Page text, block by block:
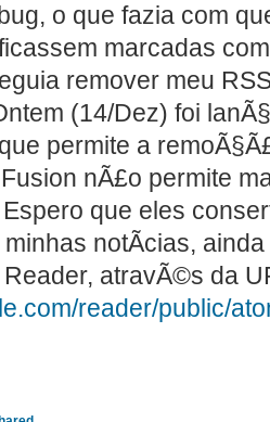
o que fazia com
marcadas
remover meu
(14/Dez) foi
permite a
nÃ£o permite
que eles
notÃ­cias,
Reader, atravÃ©s da
reader/public/